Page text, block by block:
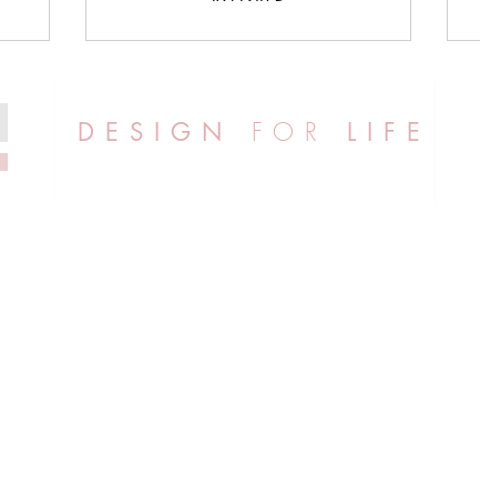
DESIGN FOR LIFE